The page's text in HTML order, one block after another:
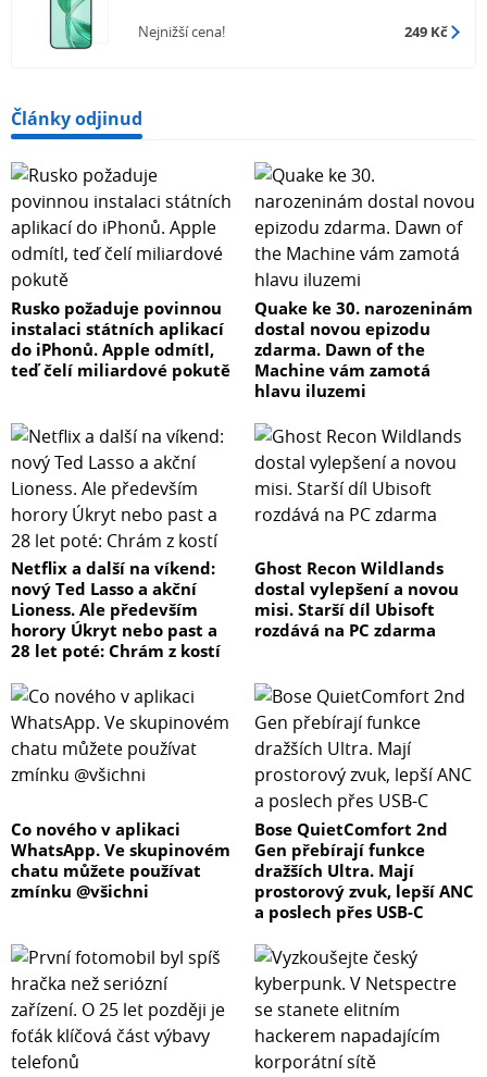
Nejnižší cena! 249 Kč
Články odjinud
Rusko požaduje povinnou
instalaci státních aplikací
do iPhonů. Apple odmítl,
teď čelí miliardové pokutě
Quake ke 30. narozeninám
dostal novou epizodu
zdarma. Dawn of the
Machine vám zamotá
hlavu iluzemi
Netflix a další na víkend:
nový Ted Lasso a akční
Lioness. Ale především
horory Úkryt nebo past a
28 let poté: Chrám z kostí
Ghost Recon Wildlands
dostal vylepšení a novou
misi. Starší díl Ubisoft
rozdává na PC zdarma
Co nového v aplikaci
WhatsApp. Ve skupinovém
chatu můžete používat
zmínku @všichni
Bose QuietComfort 2nd
Gen přebírají funkce
dražších Ultra. Mají
prostorový zvuk, lepší ANC
a poslech přes USB-C